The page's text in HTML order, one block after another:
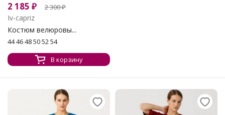
2 185 ₽ 2 300₽
Iv-capriz
Костюм велюровы...
44 46 48 50 52 54
В корзину